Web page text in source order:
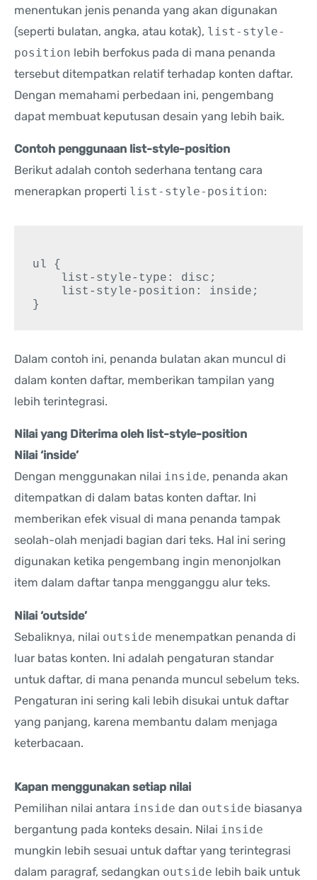
menentukan jenis penanda yang akan digunakan
(seperti bulatan, angka, atau kotak), list-style-
position lebih berfokus pada di mana penanda
tersebut ditempatkan relatif terhadap konten daftar.
Dengan memahami perbedaan ini, pengembang
dapat membuat keputusan desain yang lebih baik.
Contoh penggunaan list-style-position
Berikut adalah contoh sederhana tentang cara
menerapkan properti list-style-position:
ul {
Dalam contoh ini, penanda bulatan akan muncul di
dalam konten daftar, memberikan tampilan yang
lebih terintegrasi.
Nilai yang Diterima oleh list-style-position
Nilai ‘inside’
Dengan menggunakan nilai inside, penanda akan
ditempatkan di dalam batas konten daftar. Ini
memberikan efek visual di mana penanda tampak
seolah-olah menjadi bagian dari teks. Hal ini sering
digunakan ketika pengembang ingin menonjolkan
item dalam daftar tanpa mengganggu alur teks.
Nilai ‘outside’
Sebaliknya, nilai outside menempatkan penanda di
luar batas konten. Ini adalah pengaturan standar
untuk daftar, di mana penanda muncul sebelum teks.
Pengaturan ini sering kali lebih disukai untuk daftar
yang panjang, karena membantu dalam menjaga
keterbacaan.
Kapan menggunakan setiap nilai
Pemilihan nilai antara inside dan outside biasanya
bergantung pada konteks desain. Nilai inside
mungkin lebih sesuai untuk daftar yang terintegrasi
dalam paragraf, sedangkan outside lebih baik untuk